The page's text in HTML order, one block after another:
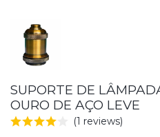
SUPORTE DE
OURO DE AÇO LEVE
(1 reviews)